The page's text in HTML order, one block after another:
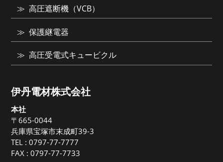
伊丹電材株式会社
本社
〒665-0044
兵庫県宝塚市末成町39-3
TEL :0797-77-7777
FAX : 0797-77-7733
高圧遮断機（VCB）
保護継電器
高圧受電式キュービクル